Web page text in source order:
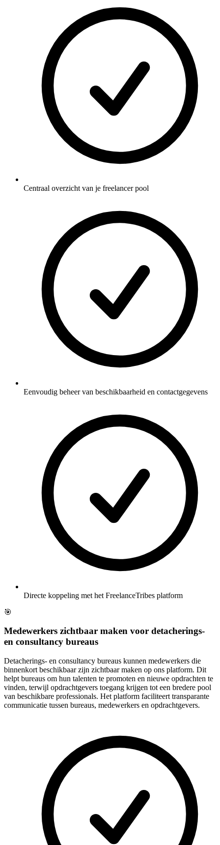
Centraal overzicht van je freelancer pool
Eenvoudig beheer van beschikbaarheid en contactgegevens
Directe koppeling met het FreelanceTribes platform
🎯
Medewerkers zichtbaar maken voor detacherings-
en consultancy bureaus
Detacherings- en consultancy bureaus kunnen medewerkers die
binnenkort beschikbaar zijn zichtbaar maken op ons platform. Dit
helpt bureaus om hun talenten te promoten en nieuwe opdrachten te
vinden, terwijl opdrachtgevers toegang krijgen tot een bredere pool
van beschikbare professionals. Het platform faciliteert transparante
communicatie tussen bureaus, medewerkers en opdrachtgevers.